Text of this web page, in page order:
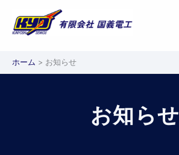
ホーム お知らせ
お知らせ